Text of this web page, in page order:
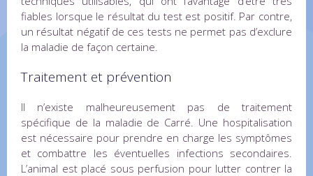
fiables lorsque le résultat du test est positif. Par contre,
un résultat négatif de ces tests ne permet pas d’exclure
la maladie de façon certaine.
Traitement et prévention
Il n’existe malheureusement pas de traitement
spécifique de la maladie de Carré. Une hospitalisation
est nécessaire pour prendre en charge les symptômes
et combattre les éventuelles infections secondaires.
L’animal est placé sous perfusion pour lutter contrer la